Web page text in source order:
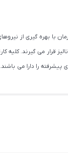
با بهره گیری از
را دارا می